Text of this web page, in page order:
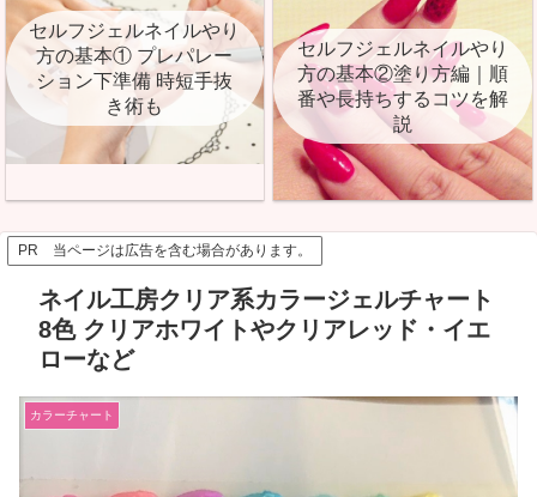
セルフジェルネイルやり
方の基本① プレパレー
ション下準備 時短手抜
き術も
セルフジェルネイルやり
方の基本②塗り方編｜順
番や長持ちするコツを解
説
PR 当ページは広告を含む場合があります。
ネイル工房クリア系カラージェルチャート
8色 クリアホワイトやクリアレッド・イエ
ローなど
カラーチャート